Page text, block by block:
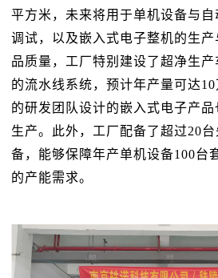
平方米，未来将用于单机设备与自
调试，以及嵌入式电子整机的生
品质量，工厂特别建设了超净生
的流水线系统，预计年产量可达10
的研发团队设计的嵌入式电子产
生产。此外，工厂配备了超过20
备，能够保障年产单机设备100台
的产能需求。